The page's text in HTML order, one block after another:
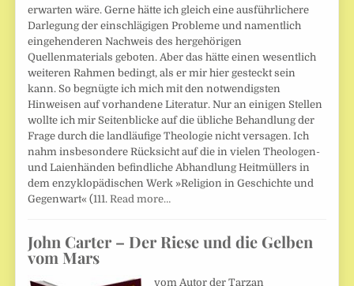
erwarten wäre. Gerne hätte ich gleich eine ausführlichere
Darlegung der einschlägigen Probleme und namentlich
eingehenderen Nachweis des hergehörigen
Quellenmaterials geboten. Aber das hätte einen wesentlich
weiteren Rahmen bedingt, als er mir hier gesteckt sein
kann. So begnügte ich mich mit den notwendigsten
Hinweisen auf vorhandene Literatur. Nur an einigen Stellen
wollte ich mir Seitenblicke auf die übliche Behand­lung der
Frage durch die landläufige Theologie nicht versagen. Ich
nahm insbe­sondere Rücksicht auf die in vielen Theologen-
und Laienhänden befindliche Abhand­lung Heitmüllers in
dem enzyklopädischen Werk »Religion in Geschichte und
Gegenwart« (111. Read more…
John Carter – Der Riese und die Gelben
vom Mars
vom Autor der Tarzan